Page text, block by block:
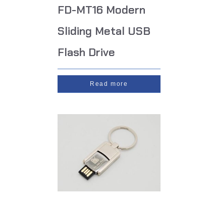
FD-MT16 Modern
Sliding Metal USB
Flash Drive
Read more